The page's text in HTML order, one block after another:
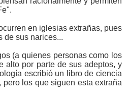
en iglesias extrañas, pues
de sus narices...
(a quienes personas como los
alto por parte de sus adeptos, y
escribió un libro de ciencia
los que siguen esta extraña